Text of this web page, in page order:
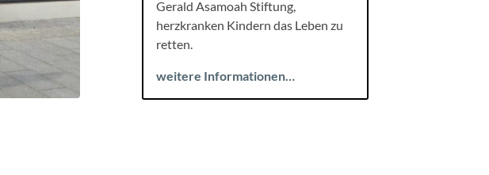
Gerald Asamoah Stiftung,
herzkranken Kindern das Leben zu
retten.
weitere Informationen…